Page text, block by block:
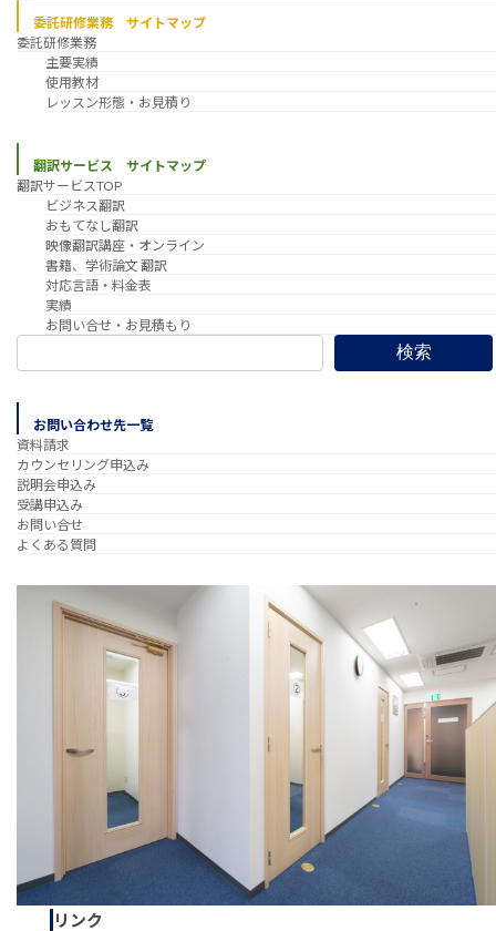
委託研修業務 サイトマップ
委託研修業務
主要実績
使用教材
レッスン形態・お見積り
翻訳サービス サイトマップ
翻訳サービスTOP
ビジネス翻訳
おもてなし翻訳
映像翻訳講座・オンライン
書籍、学術論文 翻訳
対応言語・料金表
実績
お問い合せ・お見積もり
検索
お問い合わせ先一覧
資料請求
カウンセリング申込み
説明会申込み
受講申込み
お問い合せ
よくある質問
リンク